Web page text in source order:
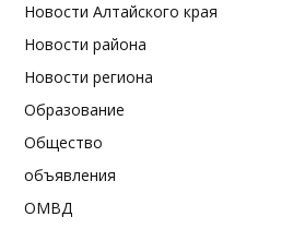
Новости Алтайского края
Новости района
Новости региона
Образование
Общество
объявления
ОМВД